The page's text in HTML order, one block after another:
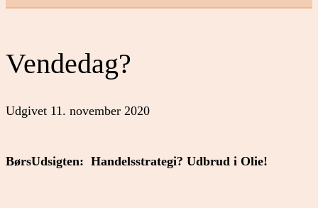
Vendedag?
Udgivet 11. november 2020
BørsUdsigten: Handelsstrategi? Udbrud i Olie!